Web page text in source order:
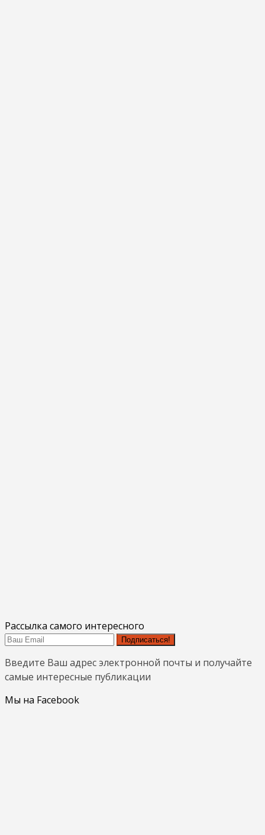
Рассылка самого интересного
Подписаться!
Введите Ваш адрес электронной почты и получайте
самые интересные публикации
Мы на Facebook